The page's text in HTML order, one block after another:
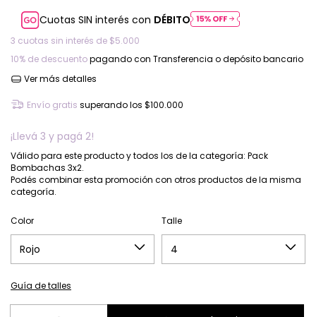
Cuotas SIN interés con DÉBITO
3 cuotas sin interés de $5.000
10% de descuentopagando con Transferencia o depósito bancario
Ver más detalles
Envío gratis superando los $100.000
¡Llevá 3 y pagá 2!
Válido para este producto y todos los de la categoría: Pack
Bombachas 3x2.
Podés combinar esta promoción con otros productos de la misma
categoría.
Color Talle
Guía de talles